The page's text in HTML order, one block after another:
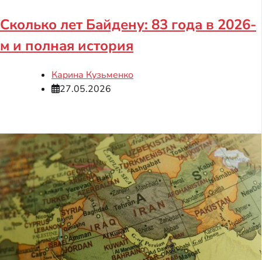
Сколько лет Байдену: 83 года в 2026-
м и полная история
Карина Кузьменко
27.05.2026